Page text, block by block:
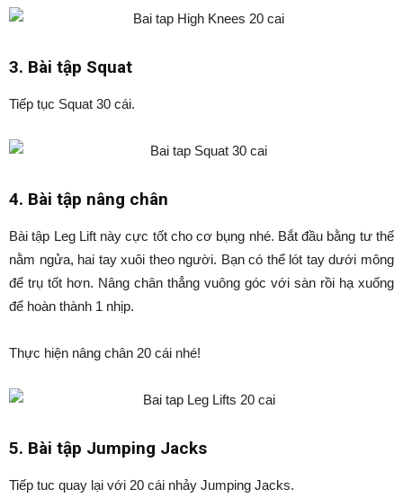
3. Bài tập Squat
Tiếp tục Squat 30 cái.
4. Bài tập nâng chân
Bài tập Leg Lift này cực tốt cho cơ bụng nhé. Bắt đầu bằng tư thế
nằm ngửa, hai tay xuôi theo người. Bạn có thể lót tay dưới mông
để trụ tốt hơn. Nâng chân thẳng vuông góc với sàn rồi hạ xuống
để hoàn thành 1 nhịp.
Thực hiện nâng chân 20 cái nhé!
5. Bài tập Jumping Jacks
Tiếp tuc quay lại với 20 cái nhảy Jumping Jacks.